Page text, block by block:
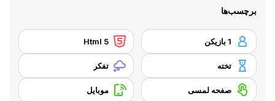
برچسب‌ها
1 بازیکن Html 5
تخته تفکر
صفحه لمسی موبایل